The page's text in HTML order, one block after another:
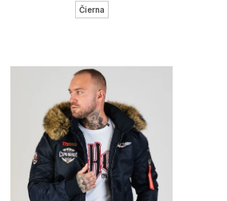
Čierna